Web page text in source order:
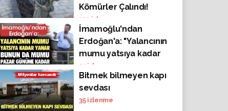
Kömürler Çalındı!
132 izlenme
İmamoğlu'ndan
Erdoğan'a: "Yalancının
mumu yatsıya kadar
yanar. Bunun da
mumu pazar gününe
kadar"
51 izlenme
Bitmek bilmeyen kapı
sevdası
35izlenme